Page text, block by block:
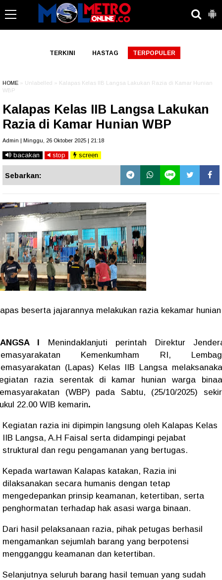
TERKINI HASTAG TERPOPULER
HOME » Unlabelled » Kalapas Kelas IIB Langsa Lakukan Razia di Kamar Hunian
WBP
Kalapas Kelas IIB Langsa Lakukan
Razia di Kamar Hunian WBP
Admin | Minggu, 26 Oktober 2025 | 21:18
bacakan stop screen
Sebarkan:
beserta jajarannya melakukan razia kekamar hunian
I Menindaklanjuti perintah Direktur
Kemenkumham RI,
(Lapas) Kelas IIB Langsa
razia serentak di kamar hunian warga
(WBP) pada Sabtu, (25/10/2025)
22.00 WIB kemarin.
Kegiatan razia ini dipimpin langsung oleh Kalapas Kelas
IIB Langsa, A.H Faisal serta didampingi pejabat
struktural dan regu pengamanan yang bertugas.
Kepada wartawan Kalapas katakan, Razia ini
dilaksanakan secara humanis dengan tetap
mengedepankan prinsip keamanan, ketertiban, serta
penghormatan terhadap hak asasi warga binaan.
Dari hasil pelaksanaan razia, pihak petugas berhasil
mengamankan sejumlah barang yang berpotensi
mengganggu keamanan dan ketertiban.
Selanjutnya seluruh barang hasil temuan yang sudah